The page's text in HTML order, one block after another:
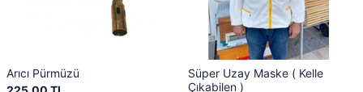
Arıcı Pürmüzü
Süper Uzay Maske ( Kelle
Çıkabilen )